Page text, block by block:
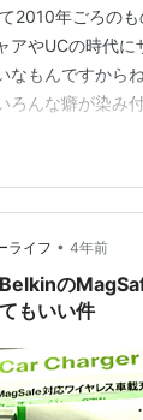
2010年ごろの
やUCの時代に
なもんですから
ろんな癖が染み
スト用クリッ
使用例 ティッシ
まで。 ↓車用マ
ダー使用例 と
ルが思ったより
ライフ • 4年前
の
もいい件